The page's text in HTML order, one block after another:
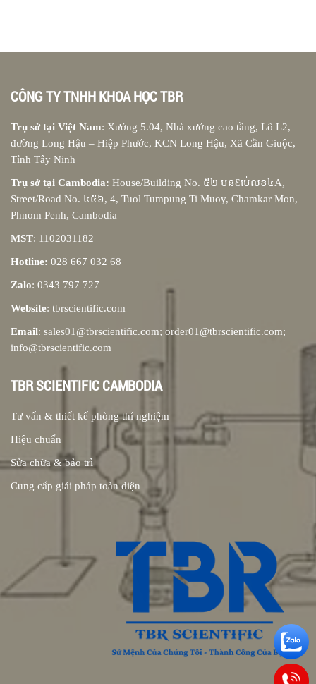
CÔNG TY TNHH KHOA HỌC TBR
Trụ sở tại Việt Nam: Xưởng 5.04, Nhà xưởng cao tầng, Lô L2,
đường Long Hậu – Hiệp Phước, KCN Long Hậu, Xã Cần Giuộc,
Tỉnh Tây Ninh
Trụ sở tại Cambodia: House/Building No. ៥២ បនƐប់េលខ៤A,
Street/Road No. ៤៥៦, 4, Tuol Tumpung Ti Muoy, Chamkar Mon,
Phnom Penh, Cambodia
MST: 1102031182
Hotline: 028 667 032 68
Zalo: 0343 797 727
Website: tbrscientific.com
Email: sales01@tbrscientific.com; order01@tbrscientific.com;
info@tbrscientific.com
TBR SCIENTIFIC CAMBODIA
Tư vấn & thiết kế phòng thí nghiệm
Hiệu chuẩn
Sửa chữa & bảo trì
Cung cấp giải pháp toàn diện